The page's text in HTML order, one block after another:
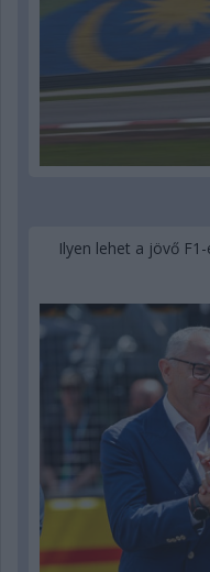
Ilyen lehet a jövő